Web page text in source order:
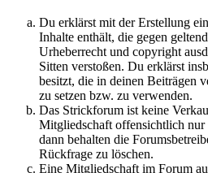
Du erklärst mit der Erstellung
Inhalte enthält, die gegen
Urheberrecht und copyright
Sitten verstoßen. Du erklärst
besitzt, die in deinen Beiträgen
zu setzen bzw. zu verwenden.
Das Strickforum ist keine
Mitgliedschaft offensichtlich nur
dann behalten die
Rückfrage zu löschen.
Eine Mitgliedschaft im Forum